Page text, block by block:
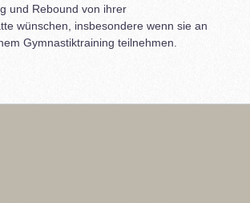
und Rebound von ihrer
wünschen, insbesondere wenn sie an
Gymnastiktraining teilnehmen.